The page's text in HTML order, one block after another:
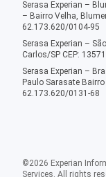
Serasa Experian –
– Bairro Velha,
62.173.620/0104-95
Serasa Experian –
Carlos/SP CEP:
Serasa Experian –
Paulo Sarasate
62.173.620/0131-68
©2026 Experian
Services. All rights